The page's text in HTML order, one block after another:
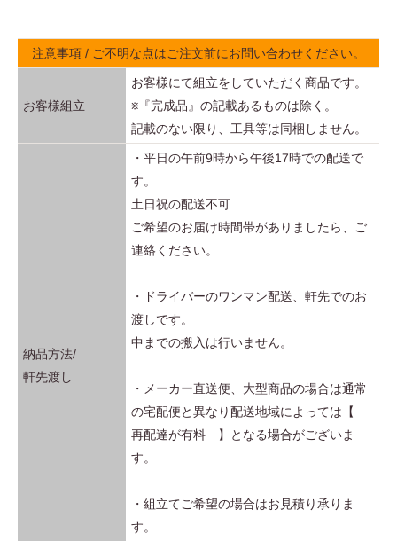
注意事項 / ご不明な点はご注文前にお問い合わせください。
お客様組立
お客様にて組立をしていただく商品です。
※『完成品』の記載あるものは除く。
記載のない限り、工具等は同梱しません。
納品方法/
軒先渡し
・平日の午前9時から午後17時での配送で
す。
土日祝の配送不可
ご希望のお届け時間帯がありましたら、ご
連絡ください。
・ドライバーのワンマン配送、軒先でのお
渡しです。
中までの搬入は行いません。
・メーカー直送便、大型商品の場合は通常
の宅配便と異なり配送地域によっては【
再配達が有料 】となる場合がございま
す。
・組立てご希望の場合はお見積り承りま
す。